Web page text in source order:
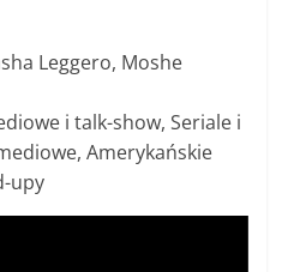
Leggero, Moshe
i talk-show, Seriale i
Amerykańskie
upy